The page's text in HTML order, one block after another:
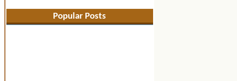
Popular Posts